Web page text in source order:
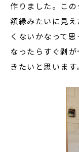
作りました。こ
額縁みたいに見
くないかなって
なったらすぐ剥
きたいと思います。